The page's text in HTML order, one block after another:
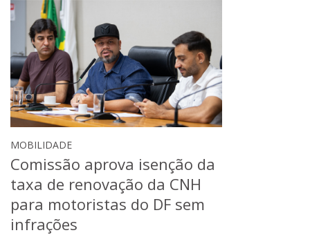
MOBILIDADE
Comissão aprova isenção da
taxa de renovação da CNH
para motoristas do DF sem
infrações